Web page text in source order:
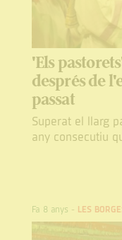
'Els
després de
passat
Superat el llarg
any consecutiu
Fa 8 anys - LES